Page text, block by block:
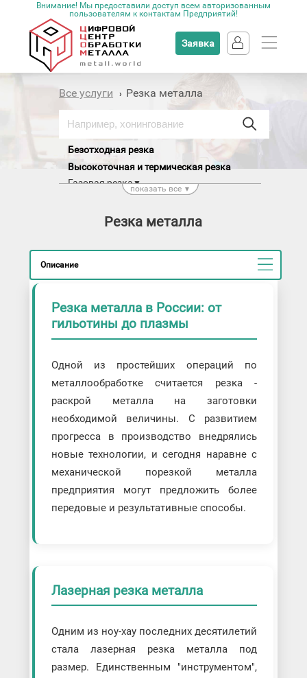
Внимание! Мы предоставили доступ всем авторизованным
пользователям к контактам Предприятий!
Заявка
Все услуги › Резка металла
Безотходная резка
Высокоточная и термическая резка
Газовая резка▼
Газодинамическая лазерная резка
Гидроабразивная резка
Лазерная резка
Плазменная резка
Механическая контактная резка
Плоттерная резка металла
Резка зубчатыми пилами▼
Резка на ленточнопильном станке
Резка пресс-ножницами
Резка супердрелями
Резка фрикционными пилами
Резка электромеханическими пилами
Прочие услуги резки
3д резка
Резка металла на выезде
Резка металлолома
Резка сверхтвердых материалов
Фигурная резка металла
Художественная резка металла
Резка листов алюминия
Резка листового металла
Резка рулонного металла на штрипсы
Фигурная резка труб
Резка металлов разных типов
показать все ▼
Резка металла
Описание
Резка металла в России: от
гильотины до плазмы
Одной из простейших операций по
металлообработке считается резка -
раскрой металла на заготовки
необходимой величины. С развитием
прогресса в производство внедрялись
новые технологии, и сегодня наравне с
механической порезкой металла
предприятия могут предложить более
передовые и результативные способы.
Лазерная резка металла
Одним из ноу-хау последних десятилетий
стала лазерная резка металла под
размер. Единственным "инструментом",